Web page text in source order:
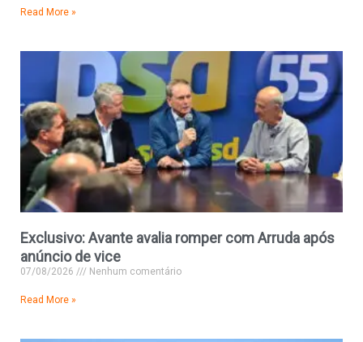
Read More »
Exclusivo: Avante avalia romper com Arruda após
anúncio de vice
07/08/2026 Nenhum comentário
Read More »